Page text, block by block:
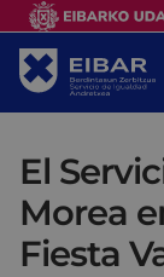
El
Morea
Fiesta